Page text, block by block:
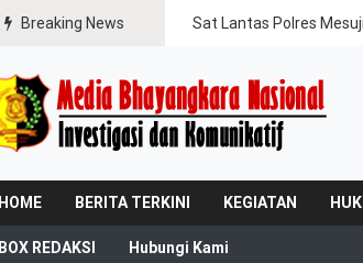
Breaking News Sat Lantas Polres
HOME BERITA TERKINI KEGIATAN
BOX REDAKSI Hubungi Kami